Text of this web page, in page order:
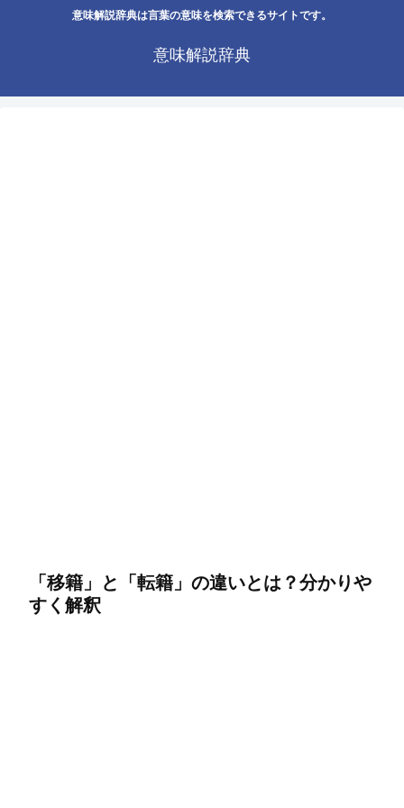
意味解説辞典は言葉の意味を検索できるサイトです。
意味解説辞典
「移籍」と「転籍」の違いとは？分かりや
すく解釈